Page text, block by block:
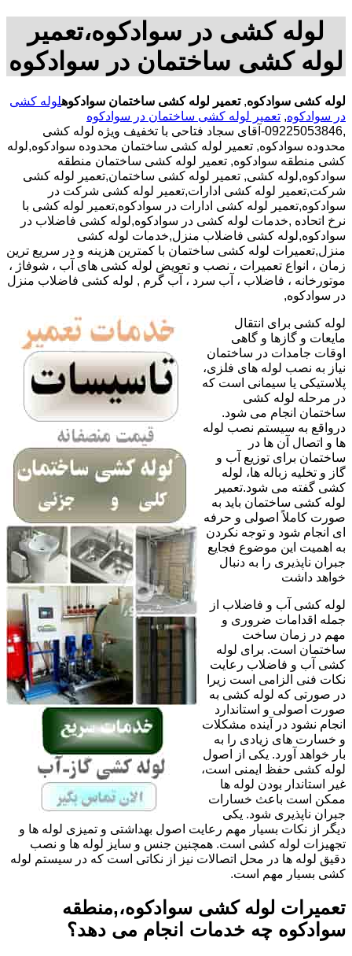
لوله کشی در سوادکوه،تعمیر
لوله کشی ساختمان در سوادکوه
لوله کشی سوادکوه,تعمیر لوله کشی ساختمان سوادکوهلوله کشی
در سوادکوه, تعمیر لوله کشی ساختمان در سوادکوه
,09225053846-آقای سجاد فتاحی با تخفیف ویژه لوله کشی
محدوده سوادکوه, تعمیر لوله کشی ساختمان محدوده سوادکوه,لوله
کشی منطقه سوادکوه, تعمیر لوله کشی ساختمان منطقه
سوادکوه,لوله کشی, تعمیر لوله کشی ساختمان,تعمیر لوله کشی
شرکت,تعمیر لوله کشی ادارات,تعمیر لوله کشی شرکت در
سوادکوه,تعمیر لوله کشی ادارات در سوادکوه,تعمیر لوله کشی با
نرخ اتحاده ,خدمات لوله کشی در سوادکوه,لوله کشی فاضلاب در
سوادکوه,لوله کشی فاضلاب منزل,خدمات لوله کشی
منزل,تعمیرات لوله کشی ساختمان با کمترین هزینه و در سریع ترین
زمان ، انواع تعمیرات ، نصب و تعویض لوله کشی های آب ، شوفاژ ،
موتورخانه ، فاضلاب ، آب سرد ، آب گرم , لوله کشی فاضلاب منزل
در سوادکوه,
لوله کشی برای انتقال
مایعات و گازها و گاهی
اوقات جامدات در ساختمان
نیاز به نصب لوله های فلزی،
پلاستیکی یا سیمانی است که
در مرحله لوله کشی
ساختمان انجام می شود.
درواقع به سیستم نصب لوله
ها و اتصال آن ها در
ساختمان برای توزیع آب و
گاز و تخلیه زباله ها، لوله
کشی گفته می شود.تعمیر
لوله کشی ساختمان باید به
صورت کاملاً اصولی و حرفه
ای انجام شود و توجه نکردن
به اهمیت این موضوع فجایع
جبران ناپذیری را به دنبال
خواهد داشت
لوله کشی آب و فاضلاب از
جمله اقدامات ضروری و
مهم در زمان ساخت
ساختمان است. برای لوله
کشی آب و فاضلاب رعایت
نکات فنی الزامی است زیرا
در صورتی که لوله کشی به
صورت اصولی و استاندارد
انجام نشود در آینده مشکلات
و خسارت های زیادی را به
بار خواهد آورد. یکی از اصول
لوله کشی حفظ ایمنی است،
غیر استاندار بودن لوله ها
ممکن است باعث خسارات
جبران ناپذیری شود. یکی
دیگر از نکات بسیار مهم رعایت اصول بهداشتی و تمیزی لوله ها و
تجهیزات لوله کشی است. همچنین جنس و سایز لوله ها و نصب
دقیق لوله ها در محل اتصالات نیز از نکاتی است که در سیستم لوله
کشی بسیار مهم است.
تعمیرات لوله کشی سوادکوه،,منطقه
سوادکوه چه خدمات انجام می دهد؟